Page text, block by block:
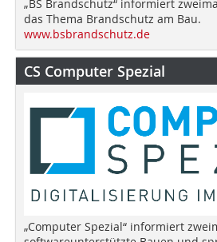
„BS Brandschutz“ informiert
das Thema Brandschutz am Bau.
www.bsbrandschutz.de
CS Computer Spezial
„Computer Spezial“ informiert